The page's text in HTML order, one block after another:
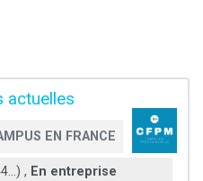
actuelles
EN FRANCE
, En entreprise